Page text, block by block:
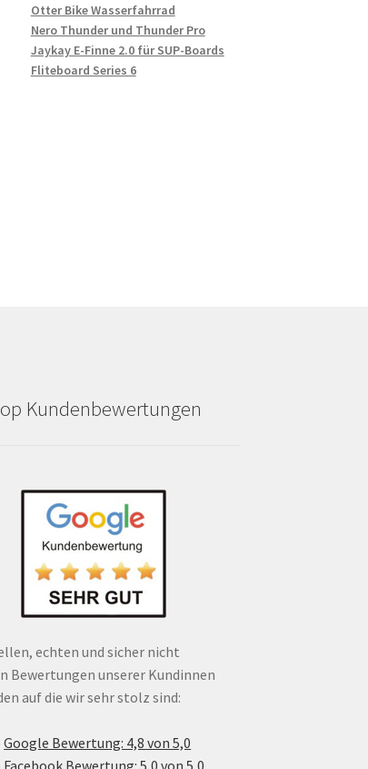
Otter Bike Wasserfahrrad
Nero Thunder und Thunder Pro
Jaykay E-Finne 2.0 für SUP-Boards
Fliteboard Series 6
Kundenbewertungen
echten und sicher nicht
Bewertungen unserer Kundinnen
auf die wir sehr stolz sind:
Google Bewertung: 4,8 von 5,0
Facebook Bewertung: 5,0 von 5,0